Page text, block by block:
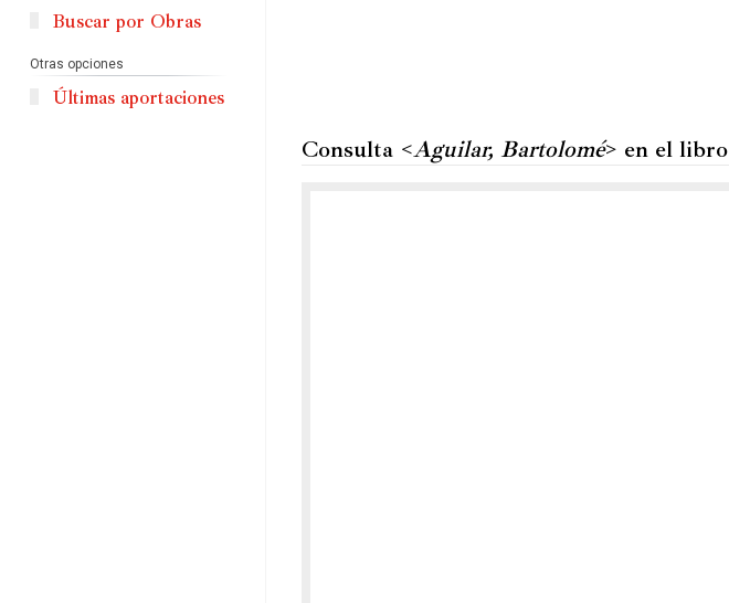
Consulta <Aguilar, Bartolomé> en el libro
Buscar por Obras
Otras opciones
Últimas aportaciones